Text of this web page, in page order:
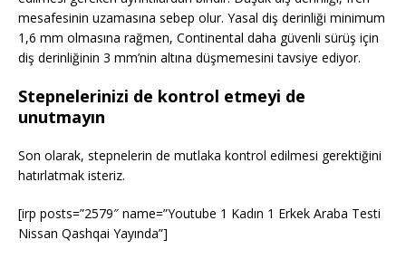
mesafesinin uzamasına sebep olur. Yasal diş derinliği minimum
1,6 mm olmasına rağmen, Continental daha güvenli sürüş için
diş derinliğinin 3 mm’nin altına düşmemesini tavsiye ediyor.
Stepnelerinizi de kontrol etmeyi de
unutmayın
Son olarak, stepnelerin de mutlaka kontrol edilmesi gerektiğini
hatırlatmak isteriz.
[irp posts=”2579″ name=”Youtube 1 Kadın 1 Erkek Araba Testi
Nissan Qashqai Yayında”]